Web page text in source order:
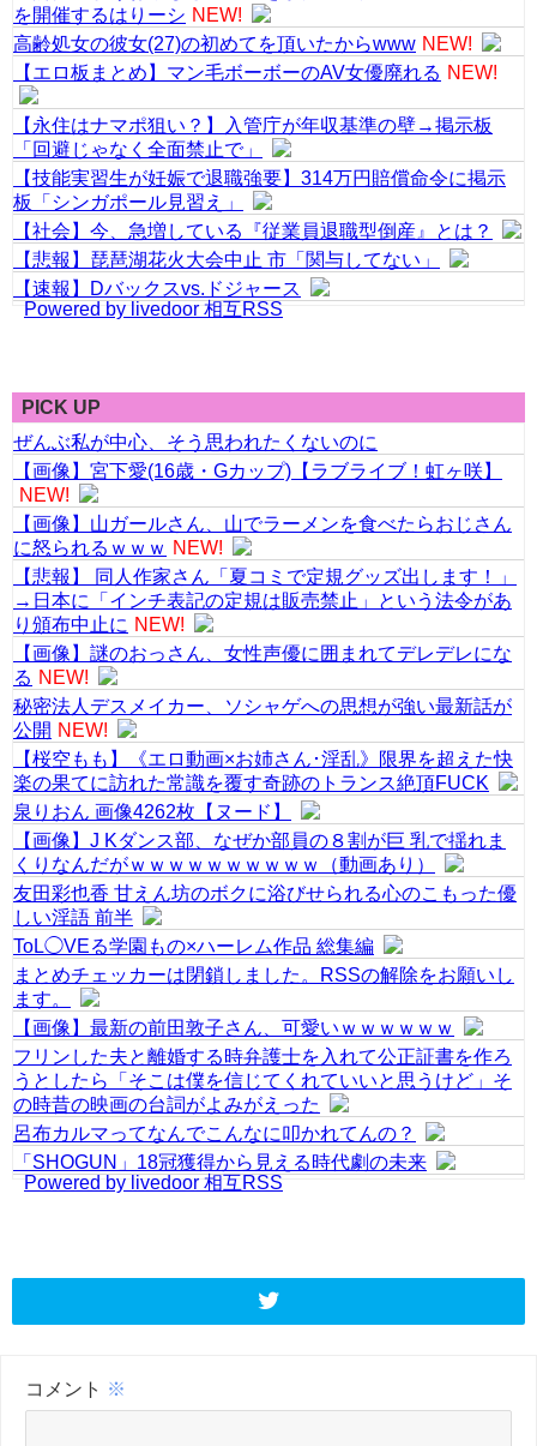
を開催するはりーシ NEW!
高齢処女の彼女(27)の初めてを頂いたからwww NEW!
【エロ板まとめ】マン毛ボーボーのAV女優廃れる NEW!
【永住はナマポ狙い？】入管庁が年収基準の壁→掲示板
「回避じゃなく全面禁止で」
【技能実習生が妊娠で退職強要】314万円賠償命令に掲示
板「シンガポール見習え」
【社会】今、急増している『従業員退職型倒産』とは？
【悲報】琵琶湖花火大会中止 市「関与してない」
【速報】Dバックスvs.ドジャース
Powered by livedoor 相互RSS
PICK UP
ぜんぶ私が中心、そう思われたくないのに
【画像】宮下愛(16歳・Gカップ)【ラブライブ！虹ヶ咲】
NEW!
【画像】山ガールさん、山でラーメンを食べたらおじさん
に怒られるｗｗｗ
NEW!
【悲報】 同人作家さん「夏コミで定規グッズ出します！」
→日本に「インチ表記の定規は販売禁止」という法令があ
り頒布中止に NEW!
【画像】謎のおっさん、女性声優に囲まれてデレデレにな
る NEW!
秘密法人デスメイカー、ソシャゲへの思想が強い最新話が
公開 NEW!
【桜空もも】《エロ動画×お姉さん･淫乱》限界を超えた快
楽の果てに訪れた常識を覆す奇跡のトランス絶頂FUCK
泉りおん 画像4262枚【ヌード】
【画像】J Kダンス部、なぜか部員の８割が巨 乳で揺れま
くりなんだがｗｗｗｗｗｗｗｗｗｗ（動画あり）
友田彩也香 甘えん坊のボクに浴びせられる心のこもった優
しい淫語 前半
ToL◯VEる学園もの×ハーレム作品 総集編
まとめチェッカーは閉鎖しました。RSSの解除をお願いし
ます。
【画像】最新の前田敦子さん、可愛いｗｗｗｗｗｗ
フリンした夫と離婚する時弁護士を入れて公正証書を作ろ
うとしたら「そこは僕を信じてくれていいと思うけど」そ
の時昔の映画の台詞がよみがえった
呂布カルマってなんでこんなに叩かれてんの？
「SHOGUN」18冠獲得から見える時代劇の未来
Powered by livedoor 相互RSS
コメント ※